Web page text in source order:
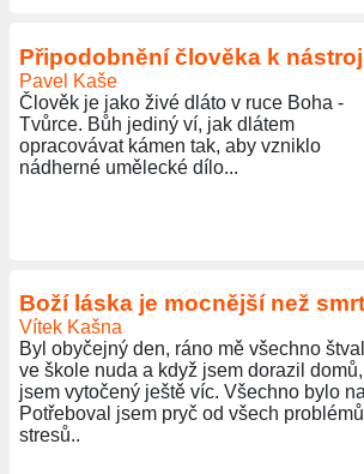
Připodobnění člověka k
Pavel Kaše
Člověk je jako živé dláto v ruce Boha -
Tvůrce. Bůh jediný ví, jak dlátem
opracovávat kámen tak, aby vzniklo
nádherné umělecké dílo...
Boží láska je mocnější než
Vítek Kašna
Byl obyčejný den, ráno mě všechno
ve škole nuda a když jsem dorazil domů,
jsem vytočený ještě víc. Všechno bylo
Potřeboval jsem pryč od všech
stresů..